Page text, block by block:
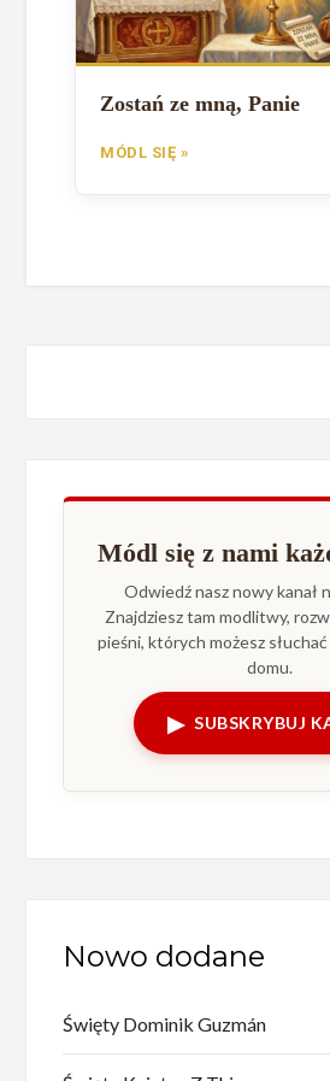
Zostań ze mną, Panie
MÓDL SIĘ »
Módl się z nami
Odwiedź nasz nowy kanał
Znajdziesz tam modlitwy,
pieśni, których możesz
domu.
▶ SUBSKRYBUJ
Nowo dodane
Święty Dominik Guzmán